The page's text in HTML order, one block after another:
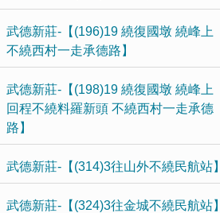
武德新莊-【(196)19 繞復國墩 繞峰上
不繞西村一走承德路】
武德新莊-【(198)19 繞復國墩 繞峰上
回程不繞料羅新頭 不繞西村一走承德
路】
武德新莊-【(314)3往山外不繞民航站】
武德新莊-【(324)3往金城不繞民航站】